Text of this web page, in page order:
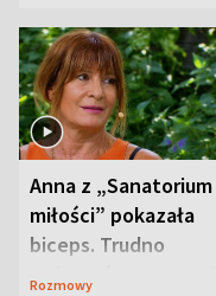
Anna z „Sanatorium
miłości” pokazała
biceps. Trudno
uwierzyć, co przeszła
Rozmowy